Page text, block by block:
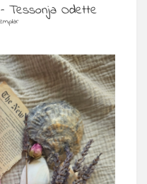
Tessonja Odette